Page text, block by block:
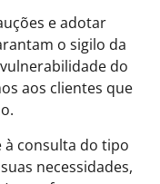
e adotar
o sigilo da
do
aos clientes que
à consulta do tipo
necessidades,